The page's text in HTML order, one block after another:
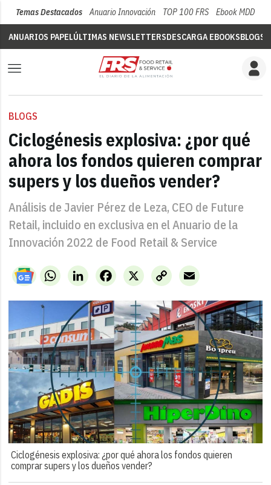
Temas Destacados Anuario Innovación TOP 100 FRS Ebook MDD
ANUARIOS PAPELÚLTIMAS NEWSLETTERSDESCARGA EBOOKSBLOGS
BLOGS
Ciclogénesis explosiva: ¿por qué
ahora los fondos quieren comprar
supers y los dueños vender?
Análisis de Javier Pérez de Leza, CEO de Future
Retail, incluido en exclusiva en el Anuario de la
Innovación 2022 de Food Retail & Service
WhatsAppLinkedIn X
Facebook
Copy
Link
Email
Ciclogénesis explosiva: ¿por qué ahora los fondos quieren
comprar supers y los dueños vender?